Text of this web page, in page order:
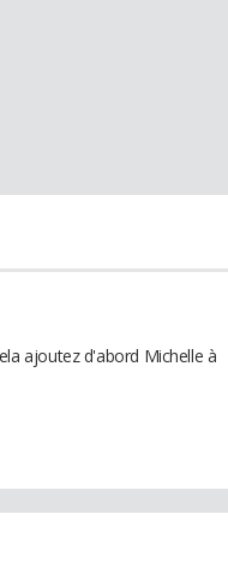
ajoutez d'abord Michelle à